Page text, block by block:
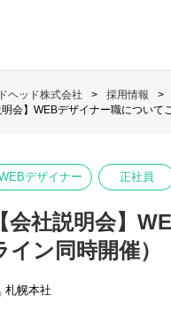
ヘッド株式会社 採用情報
明会】WEBデザイナー職について
デザイナー 正社員
【会社説明会】
イン同時開催）
札幌本社